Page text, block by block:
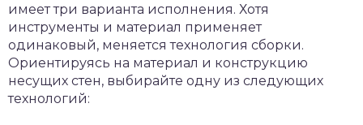
имеет три варианта исполнения. Хотя
инструменты и материал применяет
одинаковый, меняется технология сборки.
Ориентируясь на материал и конструкцию
несущих стен, выбирайте одну из следующих
технологий: